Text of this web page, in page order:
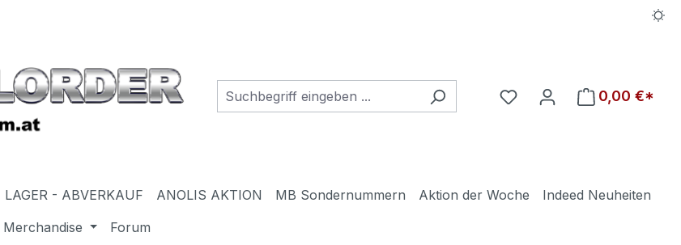
Du hast 0 Produkte auf
0,00 €*
LAGER - ABVERKAUF ANOLIS AKTION MB Sondernummern Aktion der Woche
Indeed Neuheiten
Merchandise Forum